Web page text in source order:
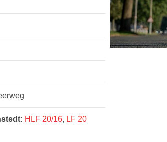
HLF 20/16, LF 20